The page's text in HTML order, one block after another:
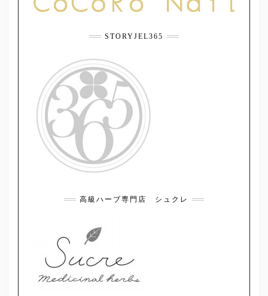
STORYJEL365
高級ハーブ専門店 シュクレ